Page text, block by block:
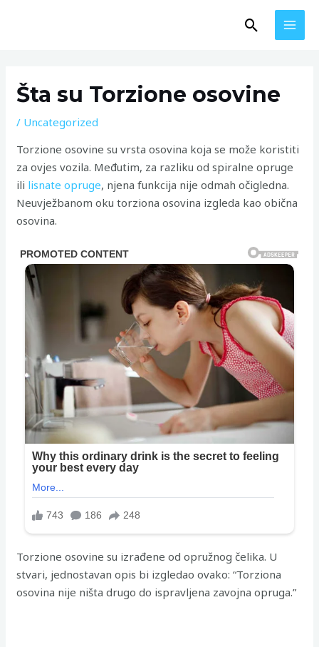
Search
Šta su Torzione osovine
/ Uncategorized
Torzione osovine su vrsta osovina koja se može koristiti
za ovjes vozila. Međutim, za razliku od spiralne opruge
ili lisnate opruge, njena funkcija nije odmah očigledna.
Neuvježbanom oku torziona osovina izgleda kao obična
osovina.
Torzione osovine su izrađene od opružnog čelika. U
stvari, jednostavan opis bi izgledao ovako: “Torziona
osovina nije ništa drugo do ispravljena zavojna opruga.”